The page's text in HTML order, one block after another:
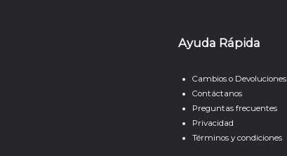
Ayuda Rápida
Cambios o Devoluciones
Contáctanos
Preguntas frecuentes
Privacidad
Términos y condiciones